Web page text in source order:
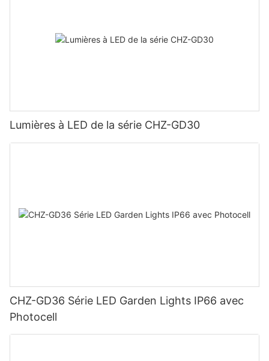
Lumières à LED de la série CHZ-GD30
CHZ-GD36 Série LED Garden Lights IP66 avec
Photocell